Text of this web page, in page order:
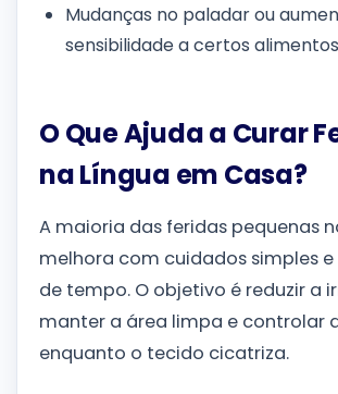
Mudanças no paladar ou
sensibilidade a certos alimentos
O Que Ajuda a Curar
na Língua em Casa?
A maioria das feridas pequenas
melhora com cuidados simples
de tempo. O objetivo é reduzir a
manter a área limpa e controlar
enquanto o tecido cicatriza.